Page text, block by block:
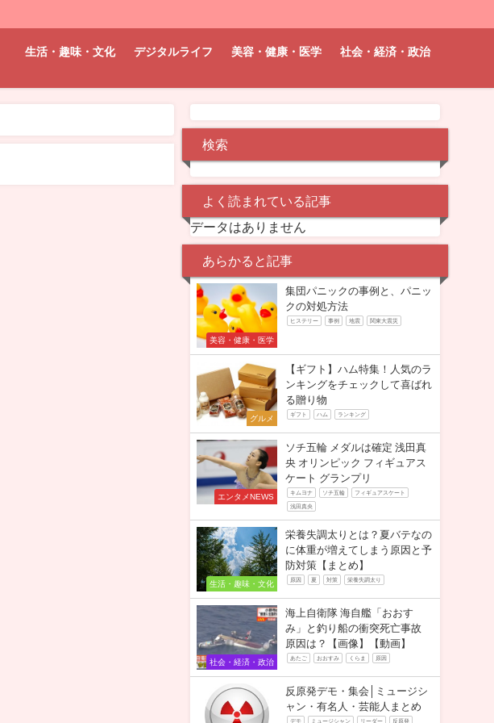
生活・趣味・文化 デジタルライフ 美容・健康・医学 社会・経済・政治
検索
よく読まれている記事
データはありません
あらかると記事
美容・健康・医学
集団パニックの事例と、パニッ
クの対処方法
ヒステリー 事例 地震 関東大震災
グルメ
【ギフト】ハム特集！人気のラ
ンキングをチェックして喜ばれ
る贈り物
ギフト ハム ランキング
エンタメNEWS
ソチ五輪 メダルは確定 浅田真
央 オリンピック フィギュアス
ケート グランプリ
キムヨナ ソチ五輪 フィギュアスケート
浅田真央
生活・趣味・文化
栄養失調太りとは？夏バテなの
に体重が増えてしまう原因と予
防対策【まとめ】
原因 夏 対策 栄養失調太り
社会・経済・政治
海上自衛隊 海自艦「おおす
み」と釣り船の衝突死亡事故
原因は？【画像】【動画】
あたご おおすみ くらま 原因
反原発デモ・集会│ミュージシ
ャン・有名人・芸能人まとめ
デモ ミュージシャン リーダー 反原発